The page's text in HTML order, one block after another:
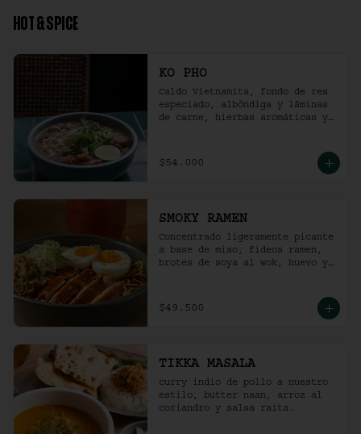
HOT & SPICE
KO PHO
Caldo Vietnamita, fondo de res
especiado, albóndiga y láminas
de carne, hierbas aromáticas y
$54.000
SMOKY RAMEN
Concentrado ligeramente picante
a base de miso, fideos ramen,
brotes de soya al wok, huevo y
$49.500
TIKKA MASALA
curry indio de pollo a nuestro
estilo, butter naan, arroz al
coriandro y salsa raita.